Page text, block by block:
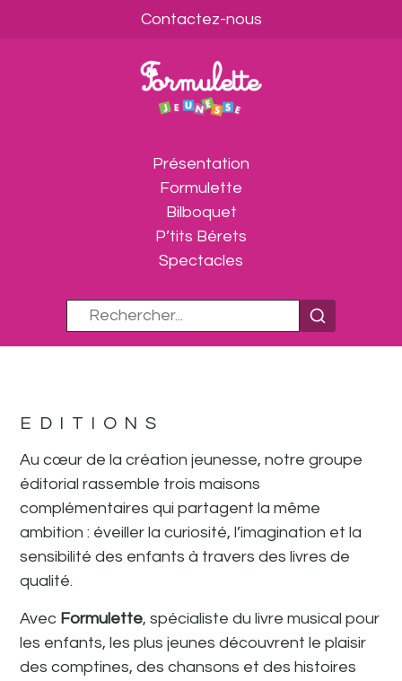
Contactez-nous
Présentation
Formulette
Bilboquet
P’tits Bérets
Spectacles
EDITIONS
Au cœur de la création jeunesse, notre groupe
éditorial rassemble trois maisons
complémentaires qui partagent la même
ambition : éveiller la curiosité, l’imagination et la
sensibilité des enfants à travers des livres de
qualité.
Avec Formulette, spécialiste du livre musical pour
les enfants, les plus jeunes découvrent le plaisir
des comptines, des chansons et des histoires